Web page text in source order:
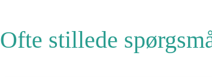
Ofte stillede